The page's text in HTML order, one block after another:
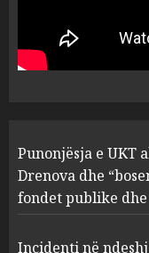
1
2
Punonjësja e UKT
Drenova dhe
fondet publike
Incidenti në